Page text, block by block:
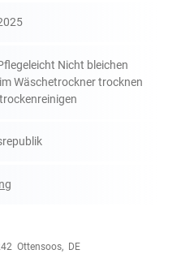
Nicht bleichen
Wäschetrockner trocknen
Ottensoos, DE